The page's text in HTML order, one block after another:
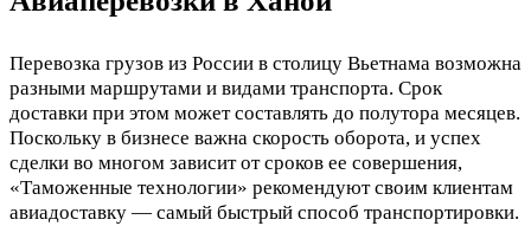
Перевозка грузов из России в столицу Вьетнама возможна
разными маршрутами и видами транспорта. Срок
доставки при этом может составлять до полутора месяцев.
Поскольку в бизнесе важна скорость оборота, и успех
сделки во многом зависит от сроков ее совершения,
«Таможенные технологии» рекомендуют своим клиентам
авиадоставку — самый быстрый способ транспортировки.